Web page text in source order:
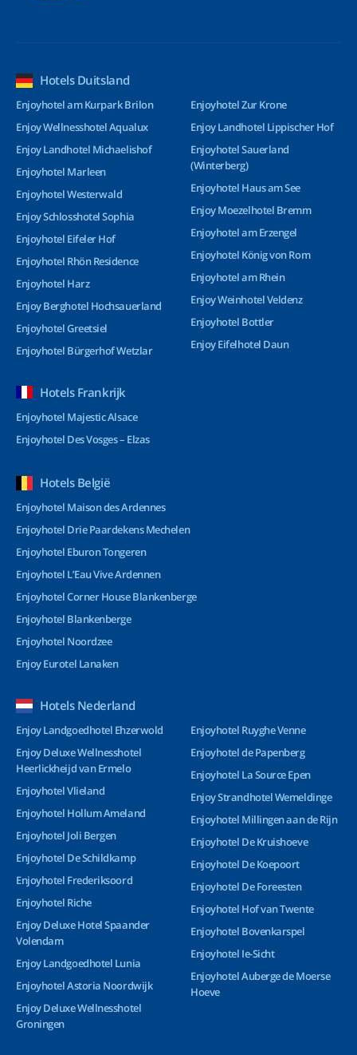
Hotels Duitsland
Enjoyhotel am Kurpark Brilon
Enjoy Wellnesshotel Aqualux
Enjoy Landhotel Michaelishof
Enjoyhotel Marleen
Enjoyhotel Westerwald
Enjoy Schlosshotel Sophia
Enjoyhotel Eifeler Hof
Enjoyhotel Rhön Residence
Enjoyhotel Harz
Enjoy Berghotel Hochsauerland
Enjoyhotel Greetsiel
Enjoyhotel Bürgerhof Wetzlar
Enjoyhotel Zur Krone
Enjoy Landhotel Lippischer Hof
Enjoyhotel Sauerland
(Winterberg)
Enjoyhotel Haus am See
Enjoy Moezelhotel Bremm
Enjoyhotel am Erzengel
Enjoyhotel König von Rom
Enjoyhotel am Rhein
Enjoy Weinhotel Veldenz
Enjoyhotel Bottler
Enjoy Eifelhotel Daun
Hotels Frankrijk
Enjoyhotel Majestic Alsace
Enjoyhotel Des Vosges – Elzas
Hotels België
Enjoyhotel Maison des Ardennes
Enjoyhotel Drie Paardekens Mechelen
Enjoyhotel Eburon Tongeren
Enjoyhotel L’Eau Vive Ardennen
Enjoyhotel Corner House Blankenberge
Enjoyhotel Blankenberge
Enjoyhotel Noordzee
Enjoy Eurotel Lanaken
Hotels Nederland
Enjoy Landgoedhotel Ehzerwold
Enjoy Deluxe Wellnesshotel
Heerlickheijd van Ermelo
Enjoyhotel Vlieland
Enjoyhotel Hollum Ameland
Enjoyhotel Joli Bergen
Enjoyhotel De Schildkamp
Enjoyhotel Frederiksoord
Enjoyhotel Riche
Enjoy Deluxe Hotel Spaander
Volendam
Enjoy Landgoedhotel Lunia
Enjoyhotel Astoria Noordwijk
Enjoy Deluxe Wellnesshotel
Groningen
Enjoyhotel Ruyghe Venne
Enjoyhotel de Papenberg
Enjoyhotel La Source Epen
Enjoy Strandhotel Wemeldinge
Enjoyhotel Millingen aan de Rijn
Enjoyhotel De Kruishoeve
Enjoyhotel De Koepoort
Enjoyhotel De Foreesten
Enjoyhotel Hof van Twente
Enjoyhotel Bovenkarspel
Enjoyhotel Ie-Sicht
Enjoyhotel Auberge de Moerse
Hoeve